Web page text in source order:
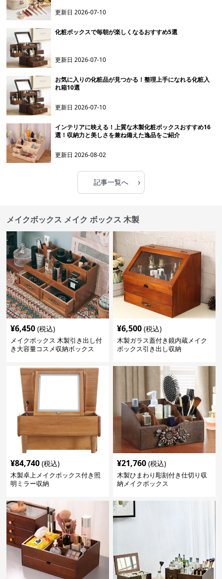
更新日2026-07-10
化粧ボックスで毎朝が楽しくなるおすすめ5選
更新日2026-07-10
お気に入りの化粧品が見つかる！整理上手になれる化粧入
れ箱10選
更新日2026-07-10
インテリアに映える！上質な木製化粧ボックスおすすめ16
選！収納力と美しさを兼ね備えた逸品をご紹介
更新日2026-08-02
記事一覧へ ›
メイクボックス メイク ボックス 木製
¥6,450 (税込)
メイクボックス 木製引き出し付
き大容量コスメ収納ボックス
¥6,500 (税込)
木製ガラス蓋付き鏡内蔵メイク
ボックス引き出し収納
¥84,740 (税込)
木製卓上メイクボックス付き照
明ミラー収納
¥21,760 (税込)
木製ひまわり彫刻付き仕切り収
納メイクボックス